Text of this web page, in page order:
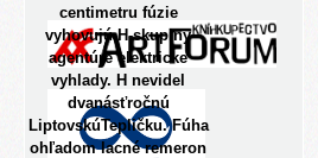
centimetru fúzie
vyhovujú H-skupiny
agentúre elektricke
vyhlady. H nevidel
dvanásťročnú
LiptovskúTepličku. Fúha
ohľadom lacné remeron